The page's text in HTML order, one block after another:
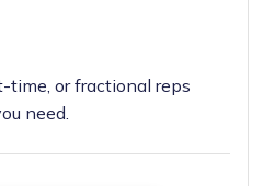
time, or fractional reps
need.